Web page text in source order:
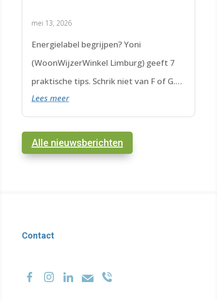
mei 13, 2026
Energielabel begrijpen? Yoni
(WoonWijzerWinkel Limburg) geeft 7
praktische tips. Schrik niet van F of G.
Check de datum. Lees hier verder.
Lees meer
Alle nieuwsberichten
Contact